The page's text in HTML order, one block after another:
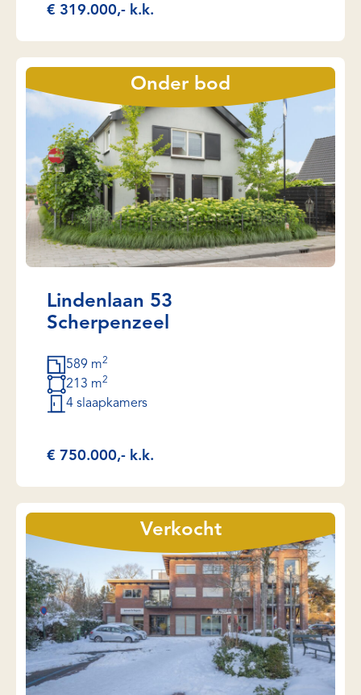
€ 319.000,- k.k.
Onder bod
Lindenlaan 53
Scherpenzeel
589 m2
213 m2
4 slaapkamers
€ 750.000,- k.k.
Verkocht